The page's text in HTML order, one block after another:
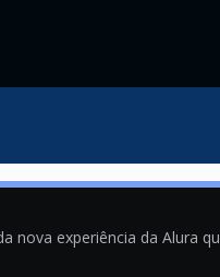
nova experiência da Alura